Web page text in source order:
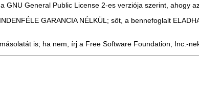
General Public License 2-es verziója szerint, ahogy
GARANCIA NÉLKÜL; sőt, a bennefoglalt
is; ha nem, írj a Free Software Foundation, Inc.-